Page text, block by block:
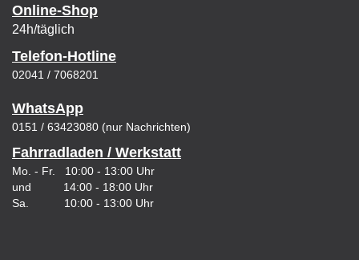
Online-Shop
24h/täglich
Telefon-Hotline
02041 / 7068201
WhatsApp
0151 / 63423080 (nur Nachrichten)
Fahrradladen / Werkstatt
Mo. - Fr. 10:00 - 13:00 Uhr
und 14:00 - 18:00 Uhr
Sa. 10:00 - 13:00 Uhr